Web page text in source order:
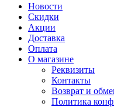
Новости
Скидки
Акции
Доставка
Оплата
О магазине
Реквизиты
Контакты
Возврат и
Политика